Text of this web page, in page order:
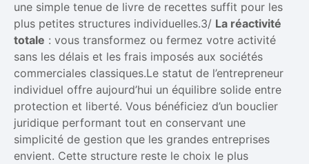
une simple tenue de livre de recettes suffit pour les
plus petites structures individuelles.3/ La réactivité
totale : vous transformez ou fermez votre activité
sans les délais et les frais imposés aux sociétés
commerciales classiques.Le statut de l’entrepreneur
individuel offre aujourd’hui un équilibre solide entre
protection et liberté. Vous bénéficiez d’un bouclier
juridique performant tout en conservant une
simplicité de gestion que les grandes entreprises
envient. Cette structure reste le choix le plus